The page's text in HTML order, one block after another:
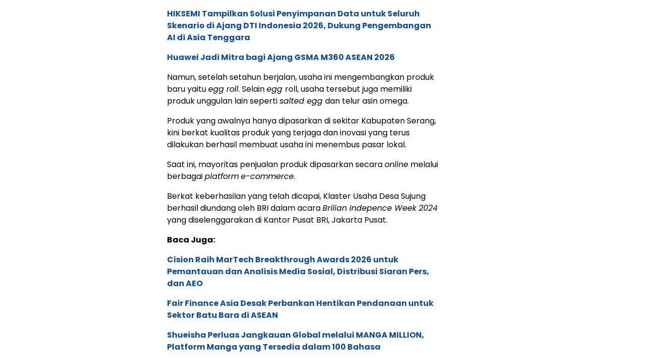
HIKSEMI Tampilkan Solusi Penyimpanan Data untuk Seluruh
Skenario di Ajang DTI Indonesia 2026, Dukung Pengembangan
AI di Asia Tenggara
Huawei Jadi Mitra bagi Ajang GSMA M360 ASEAN 2026
Namun, setelah setahun berjalan, usaha ini mengembangkan produk
baru yaituegg roll. Selainegg roll, usaha tersebut juga memiliki
produk unggulan lain sepertisalted egg dan telur asin omega.
Produk yang awalnya hanya dipasarkan di sekitar Kabupaten Serang,
kini berkat kualitas produk yang terjaga dan inovasi yang terus
dilakukan berhasil membuat usaha ini menembus pasar lokal.
Saat ini, mayoritas penjualan produk dipasarkan secaraonline melalui
berbagaiplatforme-commerce.
Berkat keberhasilan yang telah dicapai, Klaster Usaha Desa Sujung
berhasil diundang oleh BRI dalam acaraBrilian Indepence Week 2024
yang diselenggarakan di Kantor Pusat BRI, Jakarta Pusat.
Baca Juga:
Cision Raih MarTech Breakthrough Awards 2026 untuk
Pemantauan dan Analisis Media Sosial, Distribusi Siaran Pers,
dan AEO
Fair Finance Asia Desak Perbankan Hentikan Pendanaan untuk
Sektor Batu Bara di ASEAN
Shueisha Perluas Jangkauan Global melalui MANGA MILLION,
Platform Manga yang Tersedia dalam 100 Bahasa